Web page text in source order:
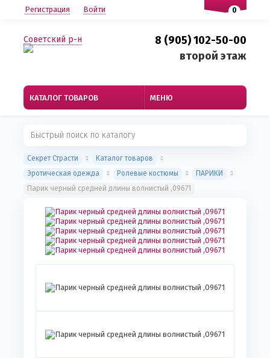
8 (905) 102-50-00
второй этаж
Советский р-н
Регистрация Войти
КАТАЛОГ ТОВАРОВ МЕНЮ
Секрет Страсти
Каталог товаров
Эротическая одежда
Ролевые костюмы
ПАРИКИ
Парик черный средней длины волнистый ,09671
0